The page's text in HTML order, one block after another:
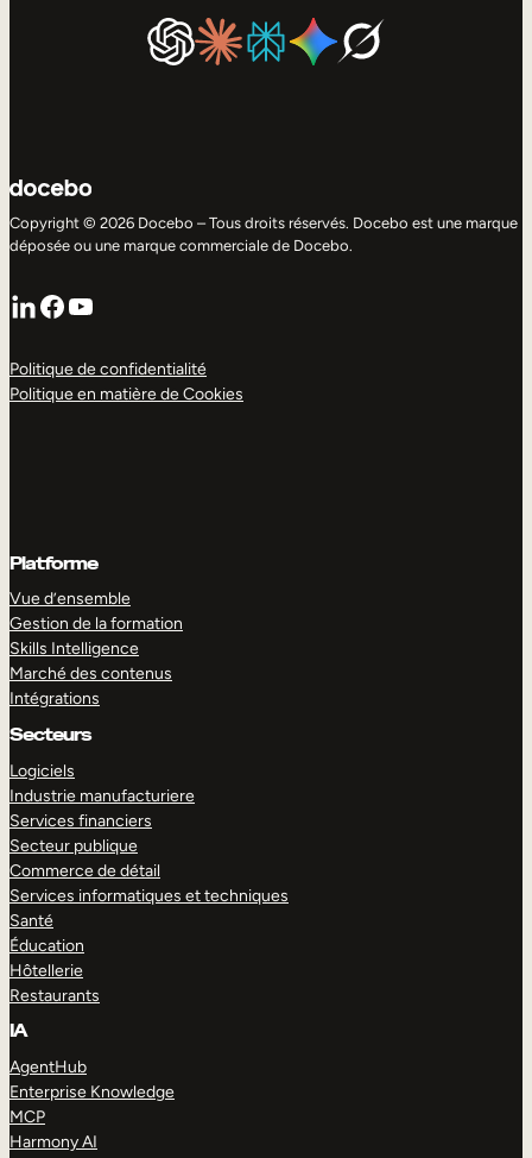
Copyright © 2026 Docebo – Tous droits réservés. Docebo est une marque
déposée ou une marque commerciale de Docebo.
LinkedIn
Facebook
YouTube
Politique de confidentialité
Politique en matière de Cookies
Platforme
Vue d’ensemble
Gestion de la formation
Skills Intelligence
Marché des contenus
Intégrations
Secteurs
Logiciels
Industrie manufacturiere
Services financiers
Secteur publique
Commerce de détail
Services informatiques et techniques
Santé
Éducation
Hôtellerie
Restaurants
IA
AgentHub
Enterprise Knowledge
MCP
Harmony AI